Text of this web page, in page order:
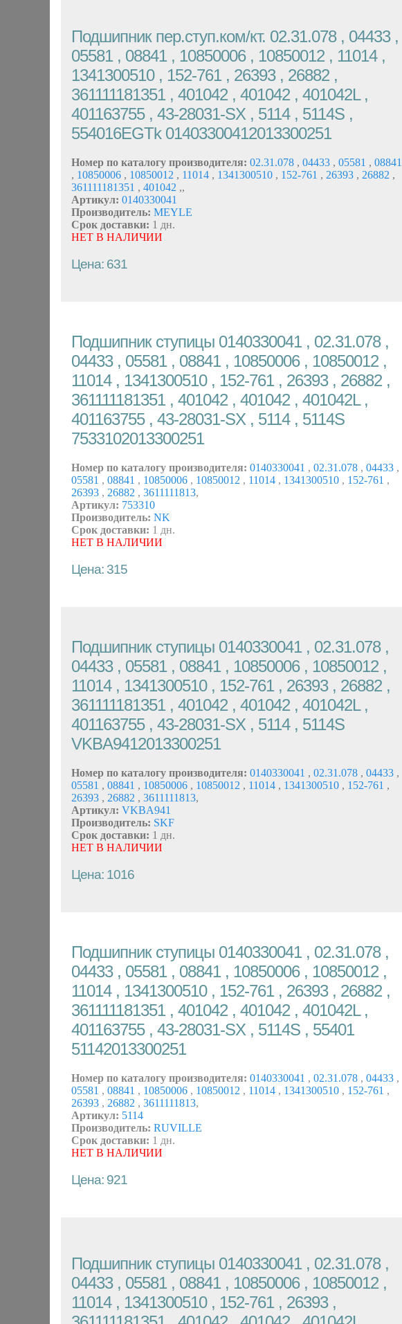
Подшипник пер.ступ.ком/кт. 02.31.078 , 04433 ,
05581 , 08841 , 10850006 , 10850012 , 11014 ,
1341300510 , 152-761 , 26393 , 26882 ,
361111181351 , 401042 , 401042 , 401042L ,
401163755 , 43-28031-SX , 5114 , 5114S ,
554016EGTk 01403300412013300251
Номер по каталогу производителя: 02.31.078 , 04433 , 05581 , 08841
, 10850006 , 10850012 , 11014 , 1341300510 , 152-761 , 26393 , 26882 ,
361111181351 , 401042 ,,
Артикул: 0140330041
Производитель: MEYLE
Срок доставки: 1 дн.
НЕТ В НАЛИЧИИ
Цена: 631
Подшипник ступицы 0140330041 , 02.31.078 ,
04433 , 05581 , 08841 , 10850006 , 10850012 ,
11014 , 1341300510 , 152-761 , 26393 , 26882 ,
361111181351 , 401042 , 401042 , 401042L ,
401163755 , 43-28031-SX , 5114 , 5114S
7533102013300251
Номер по каталогу производителя: 0140330041 , 02.31.078 , 04433 ,
05581 , 08841 , 10850006 , 10850012 , 11014 , 1341300510 , 152-761 ,
26393 , 26882 , 3611111813,
Артикул: 753310
Производитель: NK
Срок доставки: 1 дн.
НЕТ В НАЛИЧИИ
Цена: 315
Подшипник ступицы 0140330041 , 02.31.078 ,
04433 , 05581 , 08841 , 10850006 , 10850012 ,
11014 , 1341300510 , 152-761 , 26393 , 26882 ,
361111181351 , 401042 , 401042 , 401042L ,
401163755 , 43-28031-SX , 5114 , 5114S
VKBA9412013300251
Номер по каталогу производителя: 0140330041 , 02.31.078 , 04433 ,
05581 , 08841 , 10850006 , 10850012 , 11014 , 1341300510 , 152-761 ,
26393 , 26882 , 3611111813,
Артикул: VKBA941
Производитель: SKF
Срок доставки: 1 дн.
НЕТ В НАЛИЧИИ
Цена: 1016
Подшипник ступицы 0140330041 , 02.31.078 ,
04433 , 05581 , 08841 , 10850006 , 10850012 ,
11014 , 1341300510 , 152-761 , 26393 , 26882 ,
361111181351 , 401042 , 401042 , 401042L ,
401163755 , 43-28031-SX , 5114S , 55401
51142013300251
Номер по каталогу производителя: 0140330041 , 02.31.078 , 04433 ,
05581 , 08841 , 10850006 , 10850012 , 11014 , 1341300510 , 152-761 ,
26393 , 26882 , 3611111813,
Артикул: 5114
Производитель: RUVILLE
Срок доставки: 1 дн.
НЕТ В НАЛИЧИИ
Цена: 921
Подшипник ступицы 0140330041 , 02.31.078 ,
04433 , 05581 , 08841 , 10850006 , 10850012 ,
11014 , 1341300510 , 152-761 , 26393 ,